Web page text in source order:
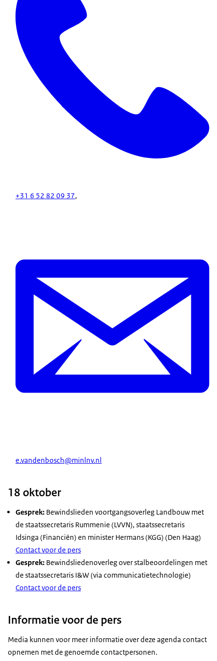
+31 6 52 82 09 37,
e.vandenbosch@minlnv.nl
18 oktober
Gesprek: Bewindslieden voortgangsoverleg Landbouw met
de staatssecretaris Rummenie (LVVN), staatssecretaris
Idsinga (Financiën) en minister Hermans (KGG) (Den Haag)
Contact voor de pers
Gesprek: Bewindsliedenoverleg over stalbeoordelingen met
de staatssecretaris I&W (via communicatietechnologie)
Contact voor de pers
Informatie voor de pers
Media kunnen voor meer informatie over deze agenda contact
opnemen met de genoemde contactpersonen.